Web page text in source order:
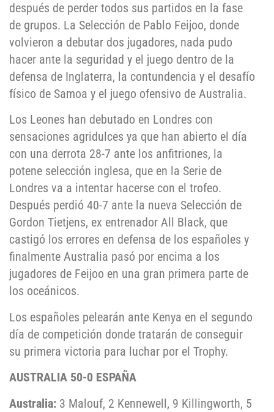
después de perder todos sus partidos en la fase
de grupos. La Selección de Pablo Feijoo, donde
volvieron a debutar dos jugadores, nada pudo
hacer ante la seguridad y el juego dentro de la
defensa de Inglaterra, la contundencia y el desafío
físico de Samoa y el juego ofensivo de Australia.
Los Leones han debutado en Londres con
sensaciones agridulces ya que han abierto el día
con una derrota 28-7 ante los anfitriones, la
potene selección inglesa, que en la Serie de
Londres va a intentar hacerse con el trofeo.
Después perdió 40-7 ante la nueva Selección de
Gordon Tietjens, ex entrenador All Black, que
castigó los errores en defensa de los españoles y
finalmente Australia pasó por encima a los
jugadores de Feijoo en una gran primera parte de
los oceánicos.
Los españoles pelearán ante Kenya en el segundo
día de competición donde tratarán de conseguir
su primera victoria para luchar por el Trophy.
AUSTRALIA 50-0 ESPAÑA
Australia: 3 Malouf, 2 Kennewell, 9 Killingworth, 5